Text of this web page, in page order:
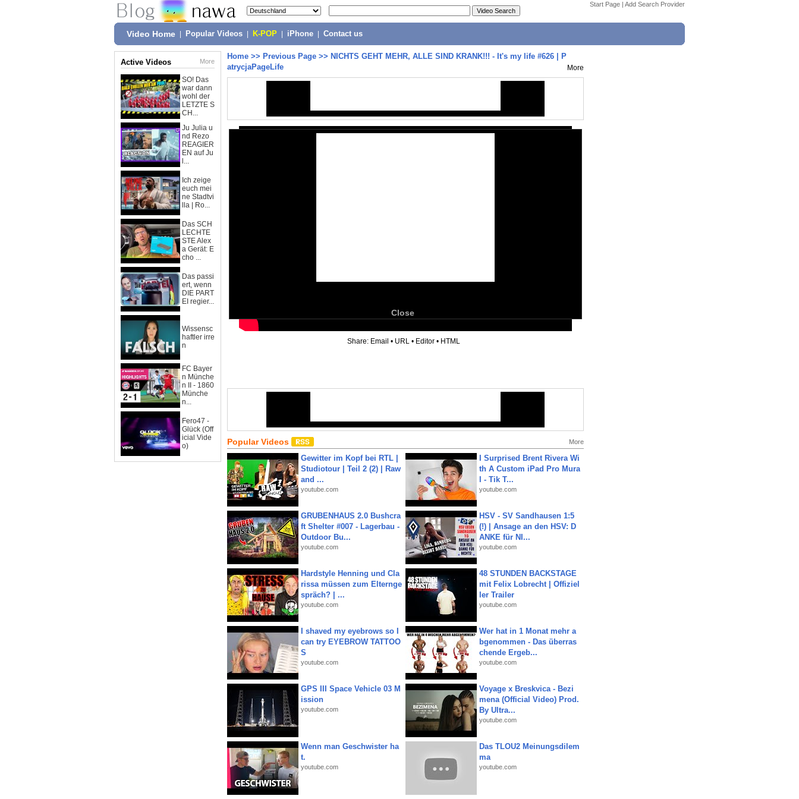
Start Page | Add Search Provider
Video Home Popular Videos K-POP iPhone Contact us
Active Videos More
SO! Das
war dann
wohl der
LETZTE S
CH...
Ju Julia u
nd Rezo
REAGIER
EN auf Ju
l...
Ich zeige
euch mei
ne Stadtvi
lla | Ro...
Das SCH
LECHTE
STE Alex
a Gerät: E
cho ...
Das passi
ert, wenn
DIE PART
EI regier...
Wissensc
haftler irre
n
FC Bayer
n Münche
n II - 1860
Münche
n...
Fero47 -
Glück (Off
icial Vide
o)
Home >> Previous Page >> NICHTS GEHT MEHR, ALLE SIND KRANK!!! - It's my life #626 | P
atrycjaPageLife
More
Close
Share: Email • URL • Editor • HTML
Popular Videos More
Gewitter im Kopf bei RTL |
Studiotour | Teil 2 (2) | Raw
and ...
youtube.com
I Surprised Brent Rivera Wi
th A Custom iPad Pro Mura
l - Tik T...
youtube.com
GRUBENHAUS 2.0 Bushcra
ft Shelter #007 - Lagerbau -
Outdoor Bu...
youtube.com
HSV - SV Sandhausen 1:5
(!) | Ansage an den HSV: D
ANKE für NI...
youtube.com
Hardstyle Henning und Cla
rissa müssen zum Elternge
spräch? | ...
youtube.com
48 STUNDEN BACKSTAGE
mit Felix Lobrecht | Offiziel
ler Trailer
youtube.com
I shaved my eyebrows so I
can try EYEBROW TATTOO
S
youtube.com
Wer hat in 1 Monat mehr a
bgenommen - Das überras
chende Ergeb...
youtube.com
GPS III Space Vehicle 03 M
ission
youtube.com
Voyage x Breskvica - Bezi
mena (Official Video) Prod.
By Ultra...
youtube.com
Wenn man Geschwister ha
t.
youtube.com
Das TLOU2 Meinungsdilem
ma
youtube.com